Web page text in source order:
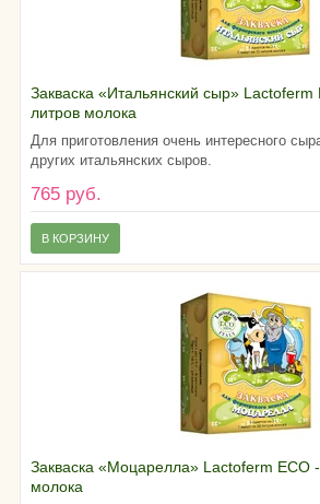
Закваска «Итальянский сыр»
литров молока
Для приготовления очень интересного
других итальянских сыров.
765 руб.
В КОРЗИНУ
Закваска «Моцарелла» Lactoferm ECO
молока